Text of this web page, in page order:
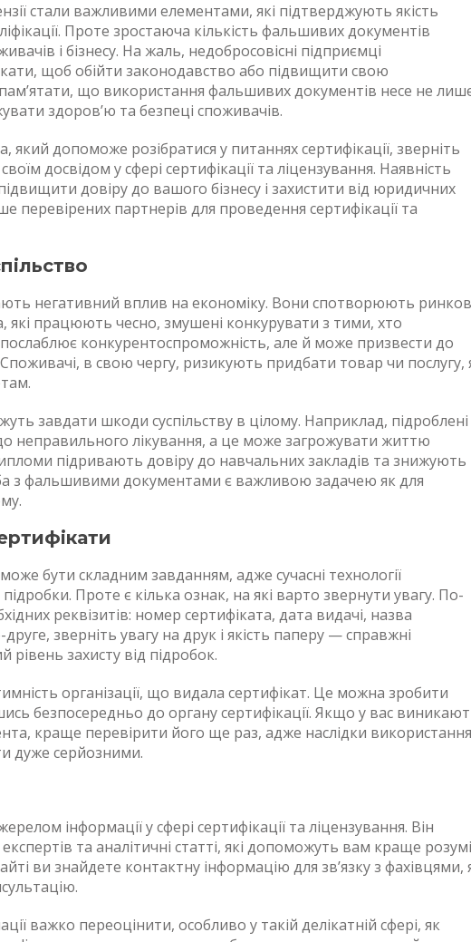
стали важливими елементами, які підтверджують якість
Проте зростаюча кількість фальшивих документів
і бізнесу. На жаль, недобросовісні підприємці
щоб обійти законодавство або підвищити свою
що використання фальшивих документів несе не
здоров’ю та безпеці споживачів.
допоможе розібратися у питаннях сертифікації, зверніть
досвідом у сфері сертифікації та ліцензування. Наявність
довіру до вашого бізнесу і захистити від юридичних
партнерів для проведення сертифікації та
негативний вплив на економіку. Вони спотворюють
які працюють чесно, змушені конкурувати з тими, хто
конкурентоспроможність, але й може призвести до
в свою чергу, ризикують придбати товар чи послугу,
завдати шкоди суспільству в цілому. Наприклад, підроблені
неправильного лікування, а це може загрожувати життю
підривають довіру до навчальних закладів та знижують
з фальшивими документами є важливою задачею як для
бути складним завданням, адже сучасні технології
Проте є кілька ознак, на які варто звернути увагу. По-
реквізитів: номер сертифіката, дата видачі, назва
зверніть увагу на друк і якість паперу — справжні
захисту від підробок.
організації, що видала сертифікат. Це можна зробити
безпосередньо до органу сертифікації. Якщо у вас
краще перевірити його ще раз, адже наслідки використання
дуже серйозними.
інформації у сфері сертифікації та ліцензування. Він
та аналітичні статті, які допоможуть вам краще
ви знайдете контактну інформацію для зв’язку з фахівцями,
важко переоцінити, особливо у такій делікатній сфері, як